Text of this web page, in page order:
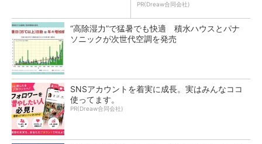
PR(Dreaw合同会社)
“高除湿力”で猛暑でも快適 積水ハウスとパナ
ソニックが次世代空調を発売
SNSアカウントを着実に成長。実はみんなココ
使ってます。
PR(Dreaw合同会社)